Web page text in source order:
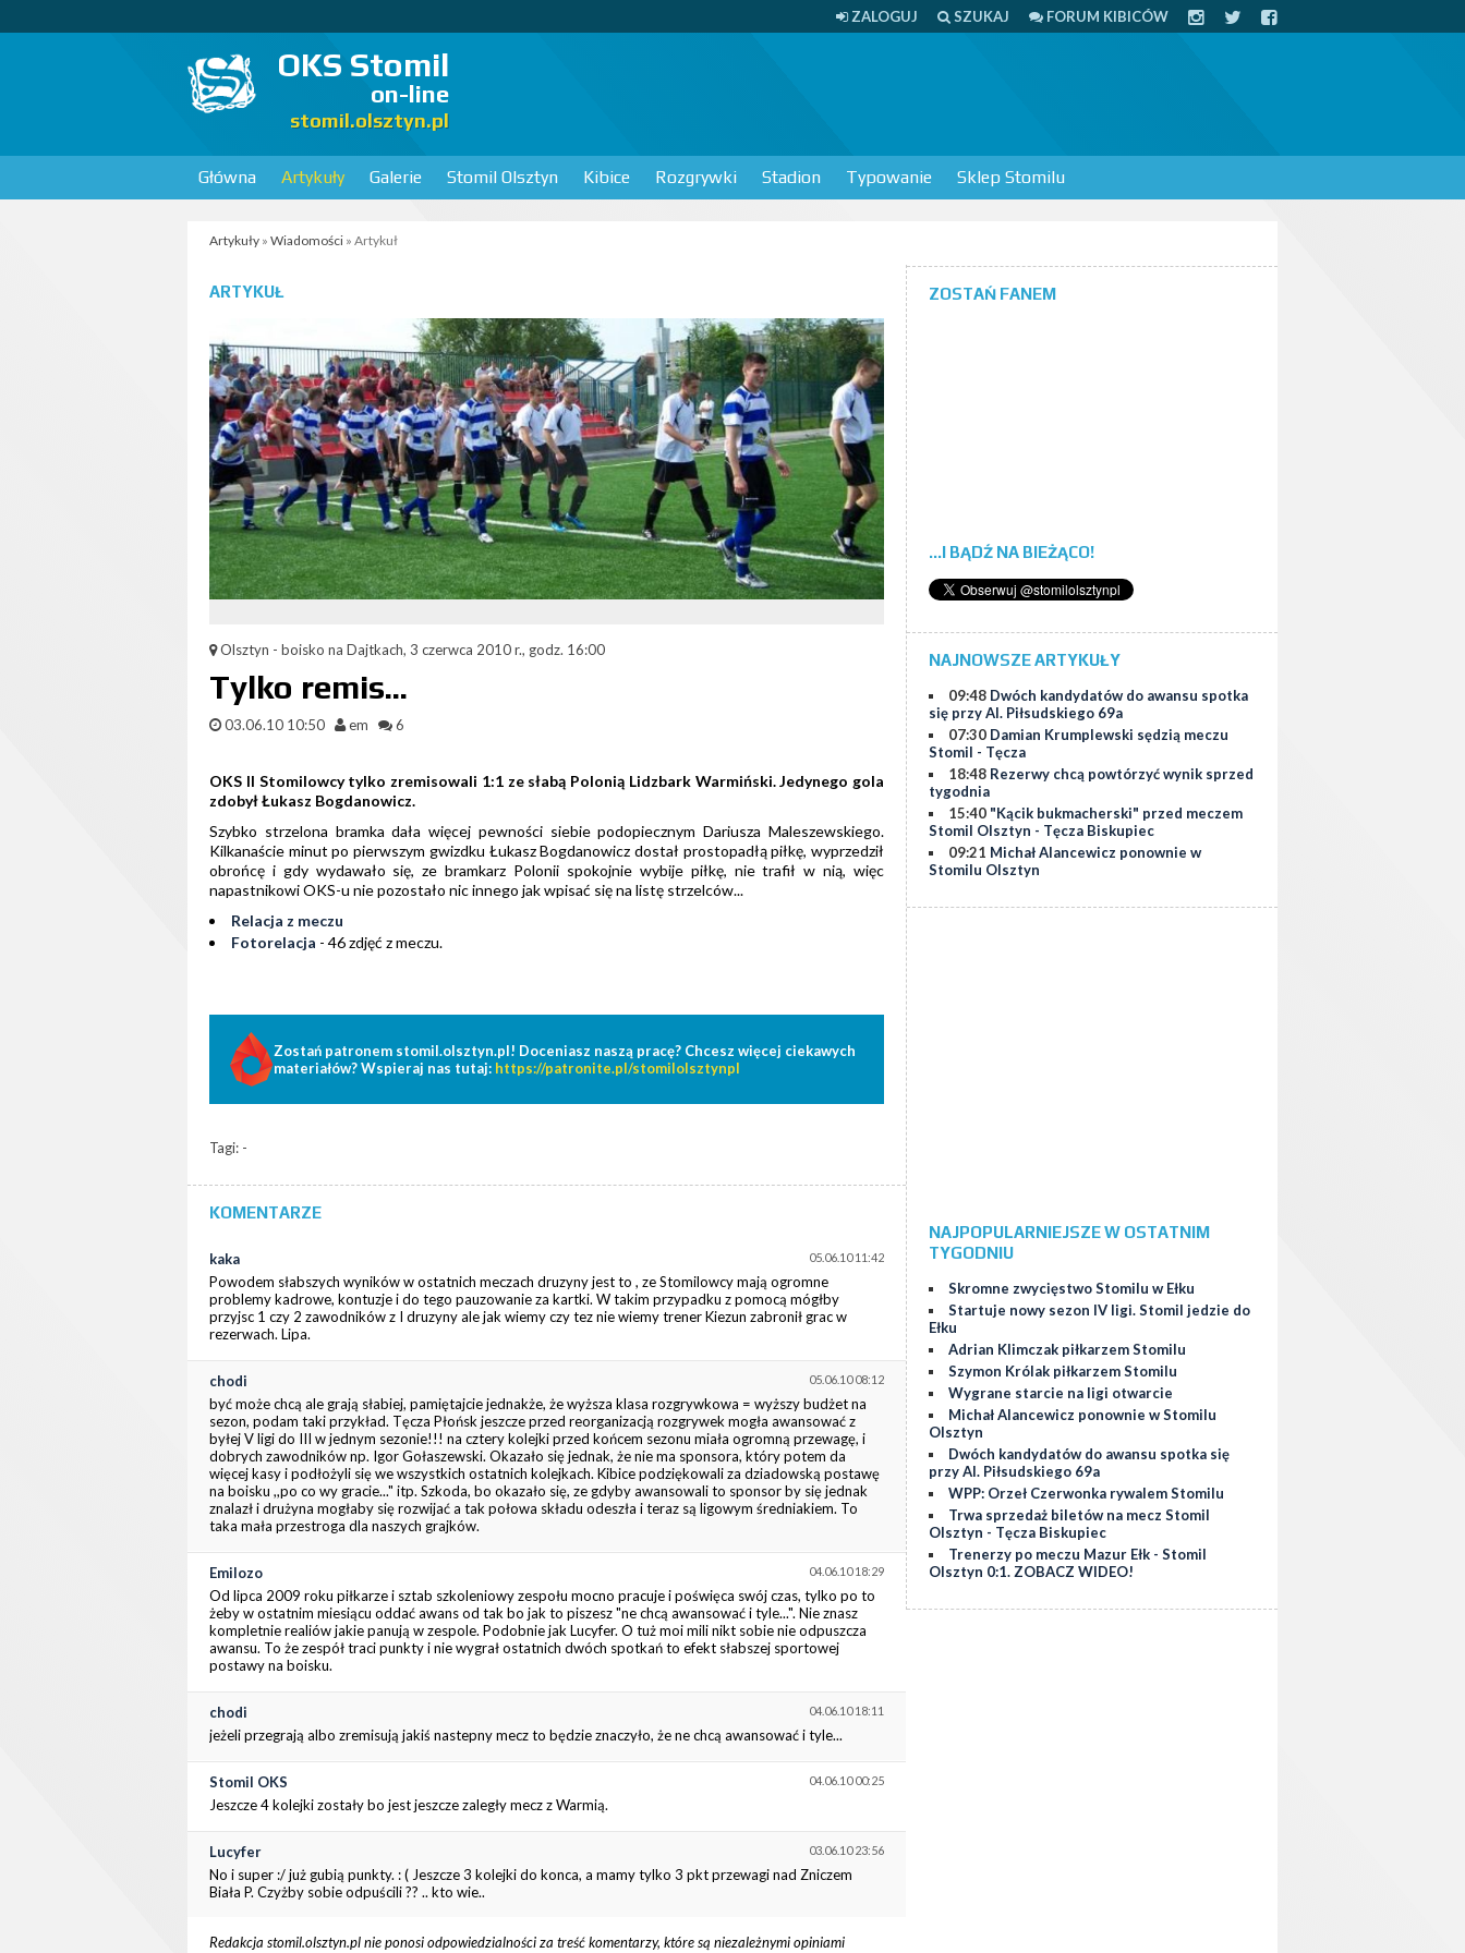
ZALOGUJ SZUKAJ FORUM KIBICÓW
OKS Stomil
on-line
stomil.olsztyn.pl
Główna Artykuły Galerie Stomil Olsztyn Kibice Rozgrywki Stadion Typowanie Sklep Stomilu
Artykuły » Wiadomości » Artykuł
ARTYKUŁ
Olsztyn - boisko na Dajtkach, 3 czerwca 2010 r., godz. 16:00
Tylko remis...
03.06.10 10:50 em 6
OKS II Stomilowcy tylko zremisowali 1:1 ze słabą Polonią Lidzbark Warmiński. Jedynego gola
zdobył Łukasz Bogdanowicz.
Szybko strzelona bramka dała więcej pewności siebie podopiecznym Dariusza Maleszewskiego.
Kilkanaście minut po pierwszym gwizdku Łukasz Bogdanowicz dostał prostopadłą piłkę, wyprzedził
obrońcę i gdy wydawało się, ze bramkarz Polonii spokojnie wybije piłkę, nie trafił w nią, więc
napastnikowi OKS-u nie pozostało nic innego jak wpisać się na listę strzelców...
Relacja z meczu
Fotorelacja - 46 zdjęć z meczu.
Zostań patronem stomil.olsztyn.pl! Doceniasz naszą pracę? Chcesz więcej ciekawych
materiałów? Wspieraj nas tutaj: https://patronite.pl/stomilolsztynpl
Tagi: -
KOMENTARZE
05.06.10 11:42
kaka
Powodem słabszych wyników w ostatnich meczach druzyny jest to , ze Stomilowcy mają ogromne
problemy kadrowe, kontuzje i do tego pauzowanie za kartki. W takim przypadku z pomocą mógłby
przyjsc 1 czy 2 zawodników z I druzyny ale jak wiemy czy tez nie wiemy trener Kiezun zabronił grac w
rezerwach. Lipa.
05.06.10 08:12
chodi
być może chcą ale grają słabiej, pamiętajcie jednakże, że wyższa klasa rozgrywkowa = wyższy budżet na
sezon, podam taki przykład. Tęcza Płońsk jeszcze przed reorganizacją rozgrywek mogła awansować z
byłej V ligi do III w jednym sezonie!!! na cztery kolejki przed końcem sezonu miała ogromną przewagę, i
dobrych zawodników np. Igor Gołaszewski. Okazało się jednak, że nie ma sponsora, który potem da
więcej kasy i podłożyli się we wszystkich ostatnich kolejkach. Kibice podziękowali za dziadowską postawę
na boisku ,,po co wy gracie..." itp. Szkoda, bo okazało się, ze gdyby awansowali to sponsor by się jednak
znalazł i drużyna mogłaby się rozwijać a tak połowa składu odeszła i teraz są ligowym średniakiem. To
taka mała przestroga dla naszych grajków.
04.06.10 18:29
Emilozo
Od lipca 2009 roku piłkarze i sztab szkoleniowy zespołu mocno pracuje i poświęca swój czas, tylko po to
żeby w ostatnim miesiącu oddać awans od tak bo jak to piszesz "ne chcą awansować i tyle...". Nie znasz
kompletnie realiów jakie panują w zespole. Podobnie jak Lucyfer. O tuż moi mili nikt sobie nie odpuszcza
awansu. To że zespół traci punkty i nie wygrał ostatnich dwóch spotkań to efekt słabszej sportowej
postawy na boisku.
04.06.10 18:11
chodi
jeżeli przegrają albo zremisują jakiś nastepny mecz to będzie znaczyło, że ne chcą awansować i tyle...
04.06.10 00:25
Stomil OKS
Jeszcze 4 kolejki zostały bo jest jeszcze zaległy mecz z Warmią.
03.06.10 23:56
Lucyfer
No i super :/ już gubią punkty. : ( Jeszcze 3 kolejki do konca, a mamy tylko 3 pkt przewagi nad Zniczem
Biała P. Czyżby sobie odpuścili ?? .. kto wie..
Redakcja stomil.olsztyn.pl nie ponosi odpowiedzialności za treść komentarzy, które są niezależnymi opiniami
ZOSTAŃ FANEM
...I BĄDŹ NA BIEŻĄCO!
NAJNOWSZE ARTYKUŁY
09:48 Dwóch kandydatów do awansu spotka
się przy Al. Piłsudskiego 69a
07:30 Damian Krumplewski sędzią meczu
Stomil - Tęcza
18:48 Rezerwy chcą powtórzyć wynik sprzed
tygodnia
15:40 "Kącik bukmacherski" przed meczem
Stomil Olsztyn - Tęcza Biskupiec
09:21 Michał Alancewicz ponownie w
Stomilu Olsztyn
NAJPOPULARNIEJSZE W OSTATNIM
TYGODNIU
Skromne zwycięstwo Stomilu w Ełku
Startuje nowy sezon IV ligi. Stomil jedzie do
Ełku
Adrian Klimczak piłkarzem Stomilu
Szymon Królak piłkarzem Stomilu
Wygrane starcie na ligi otwarcie
Michał Alancewicz ponownie w Stomilu
Olsztyn
Dwóch kandydatów do awansu spotka się
przy Al. Piłsudskiego 69a
WPP: Orzeł Czerwonka rywalem Stomilu
Trwa sprzedaż biletów na mecz Stomil
Olsztyn - Tęcza Biskupiec
Trenerzy po meczu Mazur Ełk - Stomil
Olsztyn 0:1. ZOBACZ WIDEO!